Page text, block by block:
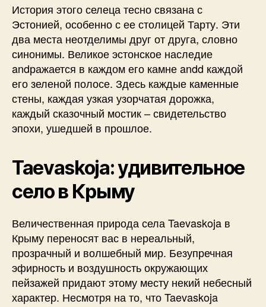
История этого селеца тесно связана с
Эстонией, особенно с ее столицей Тарту. Эти
два места неотделимы друг от друга, словно
синонимы. Великое эстонское наследие
andражается в каждом его камне andd каждой
его зеленой полосе. Здесь каждые каменные
стены, каждая узкая узорчатая дорожка,
каждый сказочный мостик – свидетельство
эпохи, ушедшей в прошлое.
Taevaskoja: удивительное
село в Крыму
Величественная природа села Taevaskoja в
Крыму переносят вас в нереальный,
прозрачный и волшебный мир. Безупречная
эфирность и воздушность окружающих
пейзажей придают этому месту некий небесный
характер. Несмотря на то, что Taevaskoja